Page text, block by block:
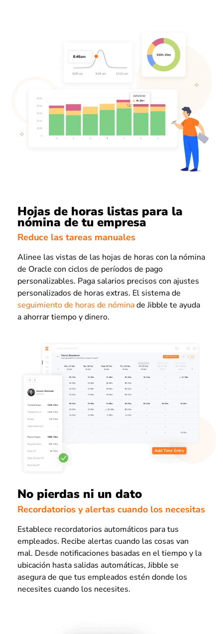
Hojas de horas listas para la
nómina de tu empresa
Reduce las tareas manuales
Alinee las vistas de las hojas de horas con la nómina
de Oracle con ciclos de períodos de pago
personalizables. Paga salarios precisos con ajustes
personalizados de horas extras. El sistema de
seguimiento de horas de nóminade Jibble te ayuda
a ahorrar tiempo y dinero.
No pierdas ni un dato
Recordatorios y alertas cuando los necesitas
Establece recordatorios automáticos para tus
empleados. Recibe alertas cuando las cosas van
mal. Desde notificaciones basadas en el tiempo y la
ubicación hasta salidas automáticas, Jibble se
asegura de que tus empleados estén donde los
necesites cuando los necesites.